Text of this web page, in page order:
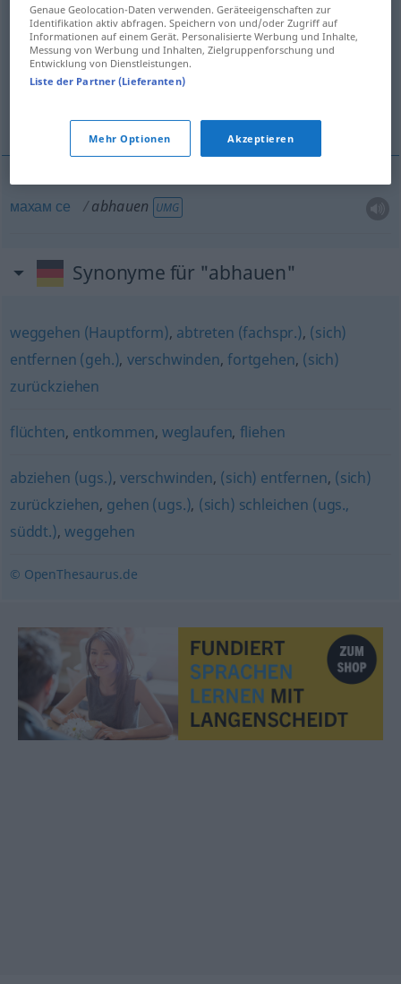
abhauenv/i
Übersicht aller Übersetzungen
(Für mehr Details die Übersetzung anklicken/antippen)
махам се abhauen UMG
Synonyme für "abhauen"
weggehen (Hauptform), abtreten (fachspr.), (sich)
entfernen (geh.), verschwinden,fortgehen, (sich)
zurückziehen
flüchten, entkommen, weglaufen, fliehen
abziehen (ugs.), verschwinden, (sich) entfernen, (sich)
zurückziehen, gehen (ugs.), (sich) schleichen (ugs.,
süddt.),weggehen
© OpenThesaurus.de
Genaue Geolocation-Daten verwenden. Geräteeigenschaften zur
Identifikation aktiv abfragen. Speichern von und/oder Zugriff auf
Informationen auf einem Gerät. Personalisierte Werbung und Inhalte,
Messung von Werbung und Inhalten, Zielgruppenforschung und
Entwicklung von Dienstleistungen.
Liste der Partner (Lieferanten)
Mehr Optionen Akzeptieren